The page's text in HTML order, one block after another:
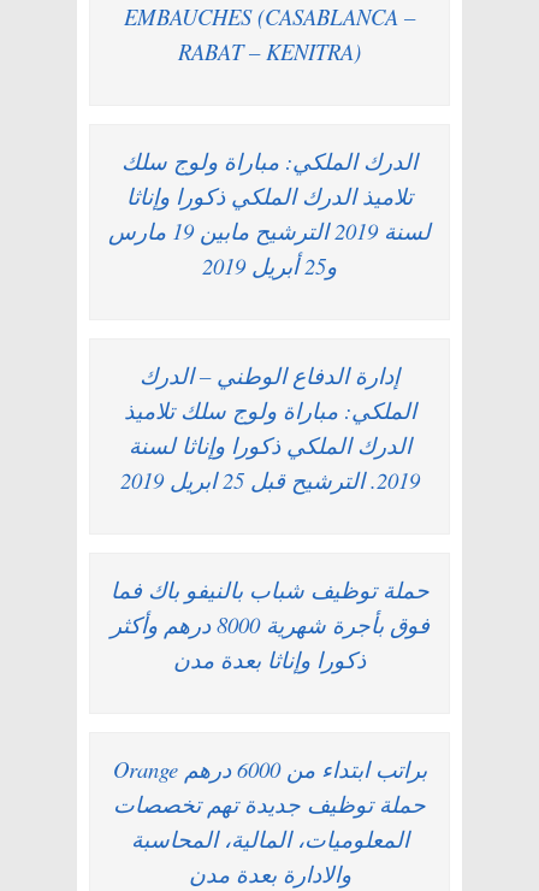
EMBAUCHES (CASABLANCA –
RABAT – KENITRA)
الدرك الملكي: مباراة ولوج سلك
تلاميذ الدرك الملكي ذكورا وإناثا
لسنة 2019 الترشيح مابين 19 مارس
و25 أبريل 2019
إدارة الدفاع الوطني – الدرك
الملكي: مباراة ولوج سلك تلاميذ
الدرك الملكي ذكورا وإناثا لسنة
2019. الترشيح قبل 25 ابريل 2019
حملة توظيف شباب بالنيفو باك فما
فوق بأجرة شهرية 8000 درهم وأكثر
ذكورا وإناثا بعدة مدن
براتب ابتداء من 6000 درهم Orange
حملة توظيف جديدة تهم تخصصات
المعلوميات، المالية، المحاسبة
والادارة بعدة مدن